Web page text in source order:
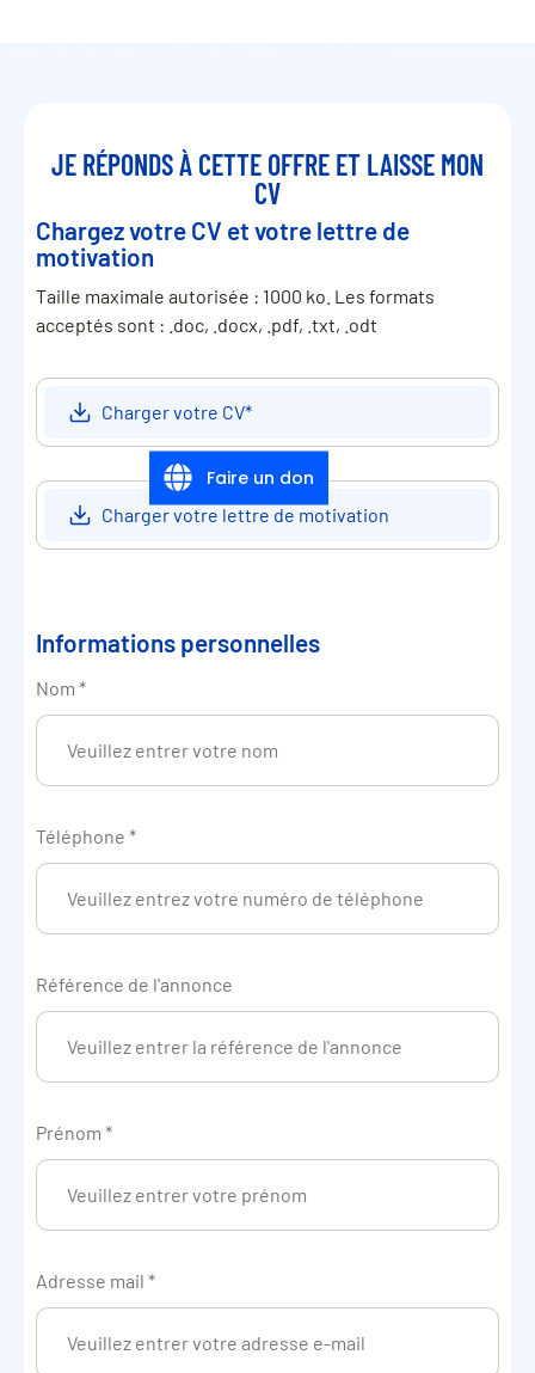
JE RÉPONDS À CETTE OFFRE ET LAISSE MON
CV
Chargez votre CV et votre lettre de
motivation
Taille maximale autorisée : 1000 ko. Les formats
acceptés sont : .doc, .docx, .pdf, .txt, .odt
Charger votre CV*
Charger votre lettre de motivation
Informations personnelles
Nom *
Téléphone *
Référence de l'annonce
Prénom *
Adresse mail *
Faire un don